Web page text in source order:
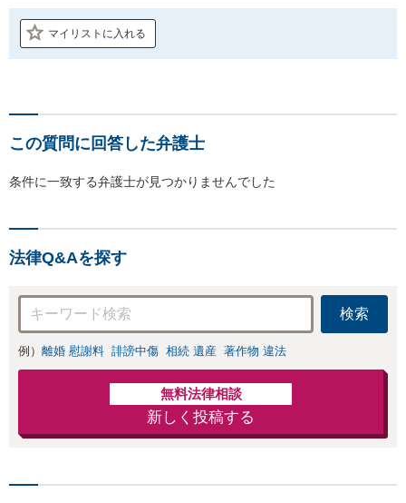
マイリストに入れる
この質問に回答した弁護士
条件に一致する弁護士が見つかりませんでした
法律Q&Aを探す
検索
例） 離婚 慰謝料 誹謗中傷 相続 遺産 著作物 違法
無料法律相談
新しく投稿する